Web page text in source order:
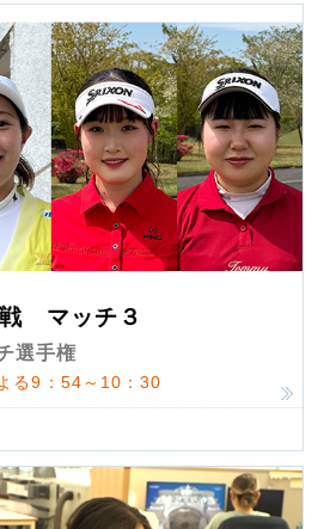
マッチ３
選手権
る9：54～10：30